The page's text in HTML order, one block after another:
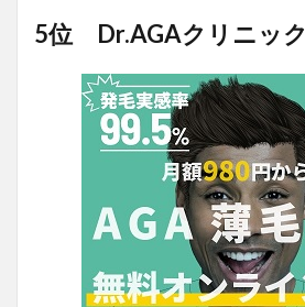
5位 Dr.AGAクリニック